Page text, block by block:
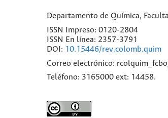
Departamento de Química,
ISSN Impreso: 0120-2804
ISSN En línea: 2357-3791
DOI: 10.15446/rev.colomb.quim
Correo electrónico:
Teléfono: 3165000 ext: 14458.